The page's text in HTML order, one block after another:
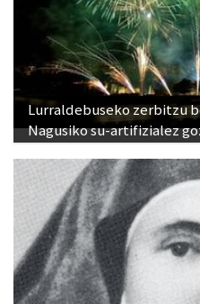
Lurraldebuseko zerbitzu
Nagusiko su-artifizialez